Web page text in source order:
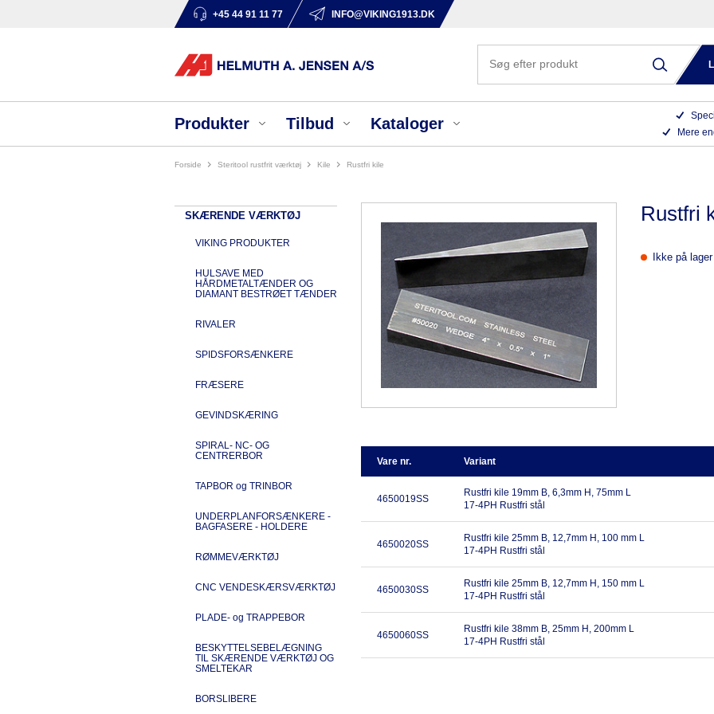
+45 44 91 11 77 INFO@VIKING1913.DK
Produkter Tilbud Kataloger
Mere
Forside steritool rustfrit værktøj kile rustfri kile
SKÆRENDE VÆRKTØJ
VIKING PRODUKTER
HULSAVE MED
HÅRDMETALTÆNDER OG
DIAMANT BESTRØET TÆNDER
RIVALER
SPIDSFORSÆNKERE
FRÆSERE
GEVINDSKÆRING
SPIRAL- NC- OG
CENTRERBOR
TAPBOR og TRINBOR
UNDERPLANFORSÆNKERE -
BAGFASERE - HOLDERE
RØMMEVÆRKTØJ
CNC VENDESKÆRSVÆRKTØJ
PLADE- og TRAPPEBOR
BESKYTTELSEBELÆGNING
TIL SKÆRENDE VÆRKTØJ OG
SMELTEKAR
BORSLIBERE
Rustfri
Ikke på lager
Vare nr. Variant
4650019SS
Rustfri kile 19mm B, 6,3mm H, 75mm L
17-4PH Rustfri stål
4650020SS
Rustfri kile 25mm B, 12,7mm H, 100 mm L
17-4PH Rustfri stål
4650030SS
Rustfri kile 25mm B, 12,7mm H, 150 mm L
17-4PH Rustfri stål
4650060SS
Rustfri kile 38mm B, 25mm H, 200mm L
17-4PH Rustfri stål